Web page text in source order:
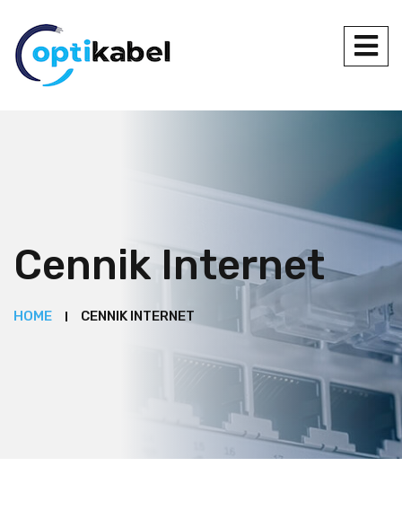
Cennik Internet
HOME CENNIK INTERNET